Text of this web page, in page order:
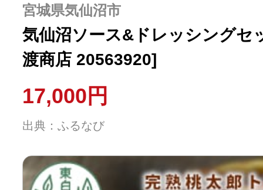
宮城県気仙沼市
気仙沼ソース&ドレッシングセ
渡商店 20563920]
17,000円
出典：ふるなび